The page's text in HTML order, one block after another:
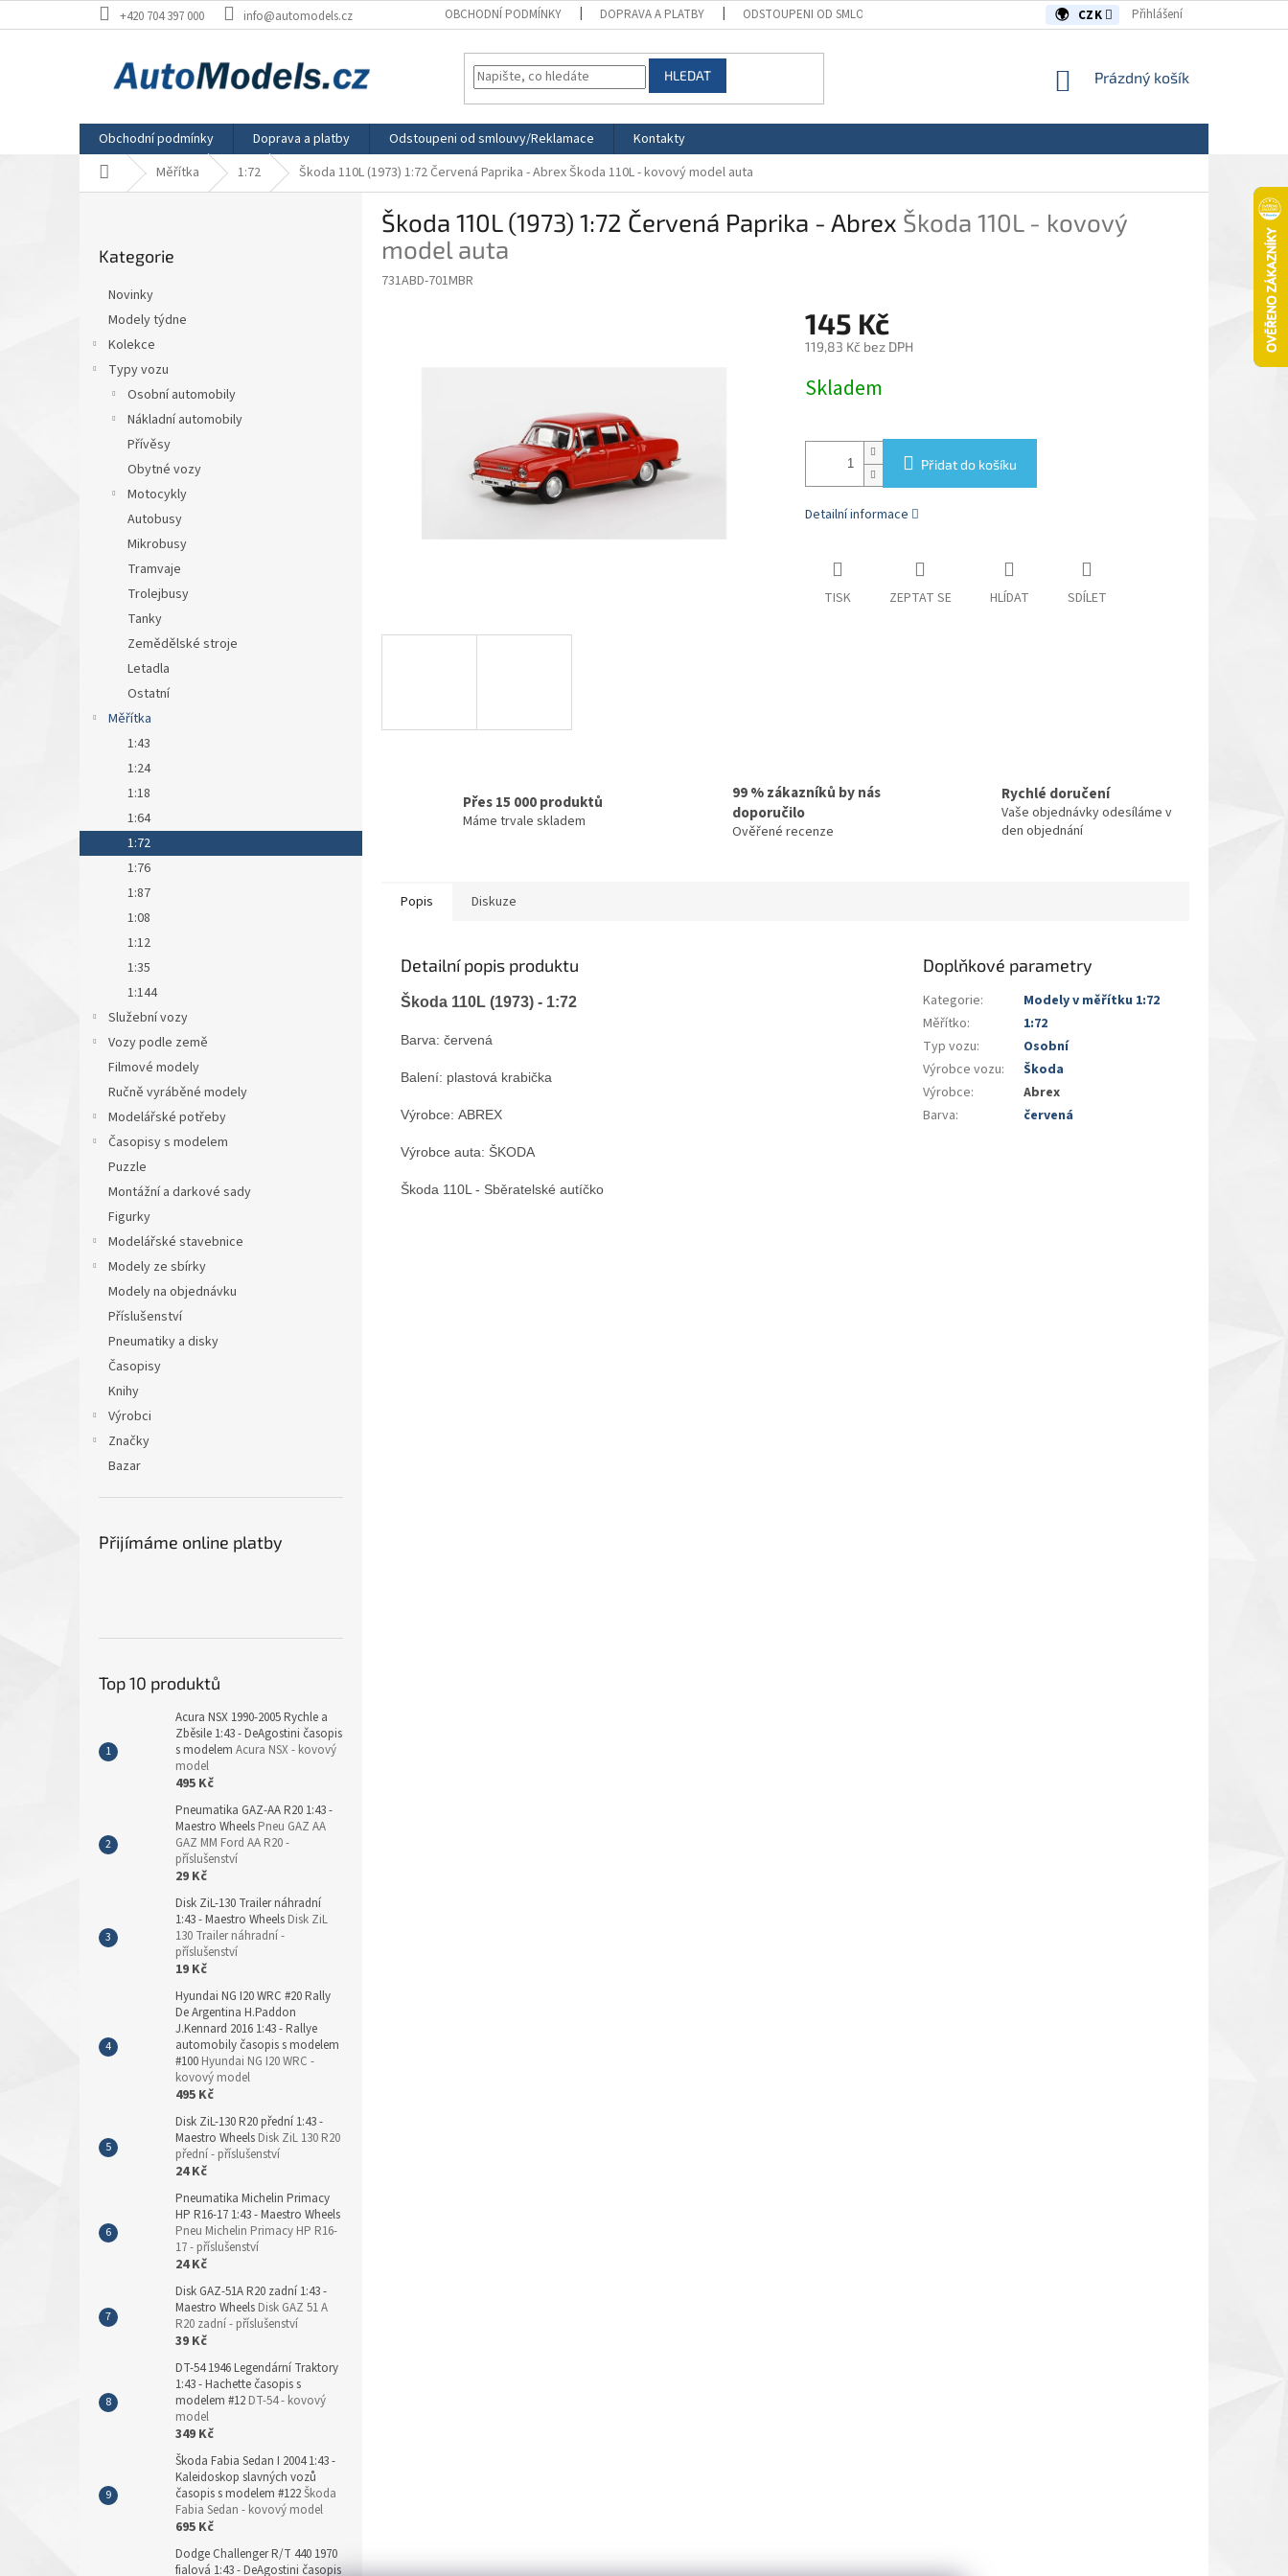
na
+420 704 397 000 info@automodels.cz OBCHODNÍ PODMÍNKY DOPRAVA A PLATBY ODSTOUPENI OD SMLOUVY/REKLAMACE CZK Přihlášení
HLEDAT
NÁKUPNÍ
Prázdný košík
Obchodní podmínky Doprava a platby Odstoupeni od smlouvy/Reklamace
Kontakty
Domů Měřítka 1:72 Škoda 110L (1973) 1:72 Červená Paprika - AbrexŠkoda 110L - kovový model auta
kategorie
Kategorie
Novinky
Modely týdne
Kolekce
Typy vozu
Osobní automobily
Nákladní automobily
Přívěsy
Obytné vozy
Motocykly
Autobusy
Mikrobusy
Tramvaje
Trolejbusy
Tanky
Zemědělské stroje
Letadla
Ostatní
Měřítka
1:43
1:24
1:18
1:64
1:72
1:76
1:87
1:08
1:12
1:35
1:144
Služební vozy
Vozy podle země
Filmové modely
Ručně vyráběné modely
Modelářské potřeby
Časopisy s modelem
Puzzle
Montážní a darkové sady
Figurky
Modelářské stavebnice
Modely ze sbírky
Modely na objednávku
Příslušenství
Pneumatiky a disky
Časopisy
Knihy
Výrobci
Značky
Bazar
Přijímáme online platby
Top 10 produktů
Acura NSX 1990-2005 Rychle a
Zběsile 1:43 - DeAgostini časopis
s modelem Acura NSX - kovový
model
495 Kč
Pneumatika GAZ-AA R20 1:43 -
Maestro Wheels Pneu GAZ AA
GAZ MM Ford AA R20 -
příslušenství
29 Kč
Disk ZiL-130 Trailer náhradní
1:43 - Maestro Wheels Disk ZiL
130 Trailer náhradní -
příslušenství
19 Kč
Hyundai NG I20 WRC #20 Rally
De Argentina H.Paddon
J.Kennard 2016 1:43 - Rallye
automobily časopis s modelem
#100 Hyundai NG I20 WRC -
kovový model
495 Kč
Disk ZiL-130 R20 přední 1:43 -
Maestro Wheels Disk ZiL 130 R20
přední - příslušenství
24 Kč
Pneumatika Michelin Primacy
HP R16-17 1:43 - Maestro Wheels
Pneu Michelin Primacy HP R16-
17 - příslušenství
24 Kč
Disk GAZ-51A R20 zadní 1:43 -
Maestro Wheels Disk GAZ 51 A
R20 zadní - příslušenství
39 Kč
DT-54 1946 Legendární Traktory
1:43 - Hachette časopis s
modelem #12 DT-54 - kovový
model
349 Kč
Škoda Fabia Sedan I 2004 1:43 -
Kaleidoskop slavných vozů
časopis s modelem #122Škoda
Fabia Sedan - kovový model
695 Kč
Dodge Challenger R/T 440 1970
fialová 1:43 - DeAgostini časopis
Škoda 110L (1973) 1:72 Červená Paprika - Abrex Škoda 110L - kovový
model auta
731ABD-701MBR
145 Kč
119,83 Kč bez DPH
cena:
Skladem
Přidat do košíku
Detailní informace
TISK ZEPTAT SE HLÍDAT SDÍLET
Přes 15 000 produktů
Máme trvale skladem
99 % zákazníků by nás
doporučilo
Ověřené recenze
Rychlé doručení
Vaše objednávky odesíláme v
den objednání
Popis Diskuze
Detailní popis produktu
Škoda 110L (1973) - 1:72
Barva: červená
Balení: plastová krabička
Výrobce: ABREX
Výrobce auta: ŠKODA
Škoda 110L - Sběratelské autíčko
Doplňkové parametry
Kategorie:
Modely v měřítku 1:72
Měřítko:
1:72
Typ vozu:
Osobní
Výrobce vozu:
Škoda
Výrobce:
Abrex
Barva: červená